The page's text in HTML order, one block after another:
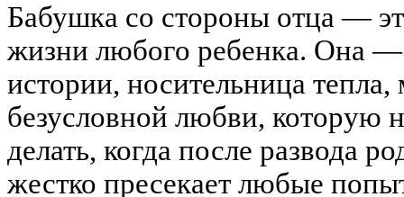
Бабушка со стороны отца —
жизни любого ребенка. Она —
истории, носительница
безусловной любви, которую
делать, когда после развода
жестко пресекает любые